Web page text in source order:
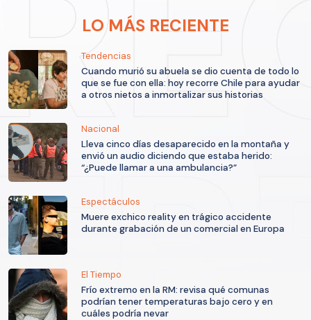
LO MÁS RECIENTE
Tendencias
Cuando murió su abuela se dio cuenta de todo lo
que se fue con ella: hoy recorre Chile para ayudar
a otros nietos a inmortalizar sus historias
Nacional
Lleva cinco días desaparecido en la montaña y
envió un audio diciendo que estaba herido:
“¿Puede llamar a una ambulancia?”
Espectáculos
Muere exchico reality en trágico accidente
durante grabación de un comercial en Europa
El Tiempo
Frío extremo en la RM: revisa qué comunas
podrían tener temperaturas bajo cero y en
cuáles podría nevar